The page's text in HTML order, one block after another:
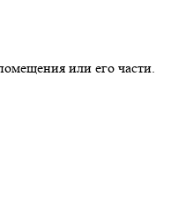
или его части.